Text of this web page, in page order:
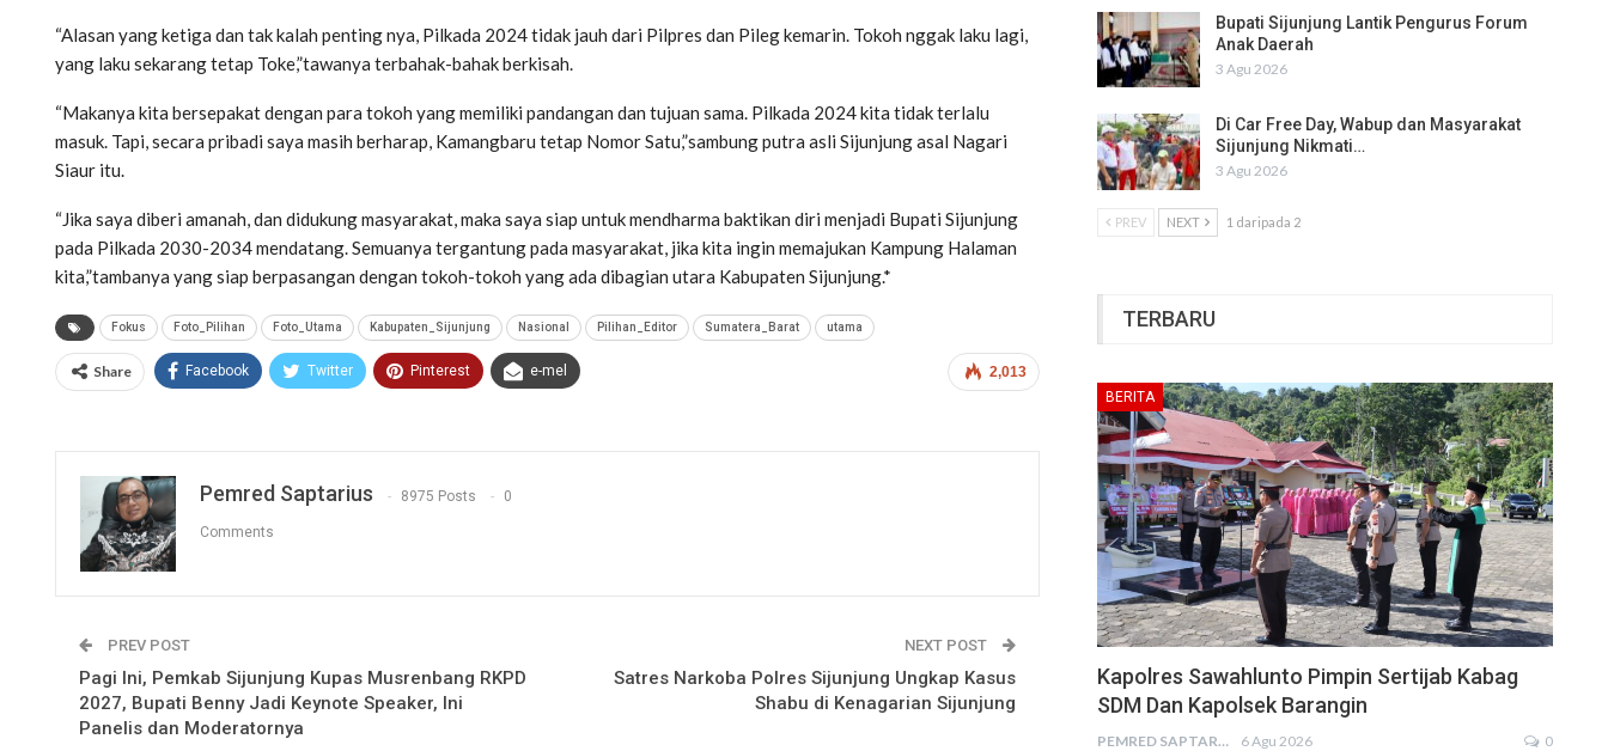
“Alasan yang ketiga dan tak kalah penting nya, Pilkada 2024 tidak jauh dari Pilpres dan Pileg kemarin. Tokoh nggak laku lagi,
yang laku sekarang tetap Toke,”tawanya terbahak-bahak berkisah.
“Makanya kita bersepakat dengan para tokoh yang memiliki pandangan dan tujuan sama. Pilkada 2024 kita tidak terlalu
masuk. Tapi, secara pribadi saya masih berharap, Kamangbaru tetap Nomor Satu,”sambung putra asli Sijunjung asal Nagari
Siaur itu.
“Jika saya diberi amanah, dan didukung masyarakat, maka saya siap untuk mendharma baktikan diri menjadi Bupati Sijunjung
pada Pilkada 2030-2034 mendatang. Semuanya tergantung pada masyarakat, jika kita ingin memajukan Kampung Halaman
kita,”tambanya yang siap berpasangan dengan tokoh-tokoh yang ada dibagian utara Kabupaten Sijunjung.*
Fokus Foto_Pilihan Foto_Utama Kabupaten_Sijunjung Nasional Pilihan_Editor Sumatera_Barat utama
2,013
Share Facebook Twitter Pinterest e-mel
Pemred Saptarius 8975 Posts 0
Comments
PREV POST
Pagi Ini, Pemkab Sijunjung Kupas Musrenbang RKPD
2027, Bupati Benny Jadi Keynote Speaker, Ini
Panelis dan Moderatornya
NEXT POST
Satres Narkoba Polres Sijunjung Ungkap Kasus
Shabu di Kenagarian Sijunjung
Bupati Sijunjung Lantik Pengurus Forum
Anak Daerah
3 Agu 2026
Di Car Free Day, Wabup dan Masyarakat
Sijunjung Nikmati…
3 Agu 2026
PREV NEXT 1 daripada 2
TERBARU
BERITA
Kapolres Sawahlunto Pimpin Sertijab Kabag
SDM Dan Kapolsek Barangin
PEMRED SAPTARIUS 6 Agu 2026 0